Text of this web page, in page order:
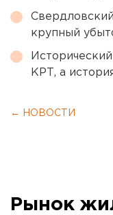
крупный
КРТ, а
← НОВОСТИ
Рынок